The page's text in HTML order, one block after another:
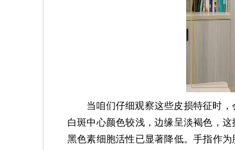
当咱们仔细观察这些皮损特征时，
白斑中心颜色较浅，边缘呈淡褐色，
黑色素细胞活性已显著降低。手指作